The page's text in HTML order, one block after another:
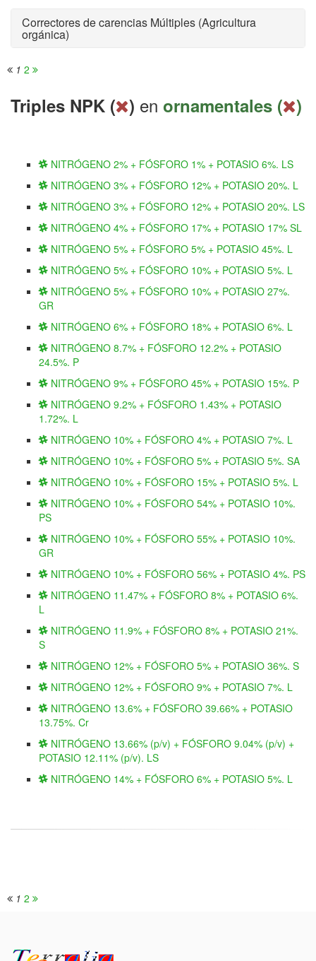
Correctores de carencias Múltiples (Agricultura
orgánica)
1 2
Triples NPK ( ) en ornamentales ( )
NITRÓGENO 2% + FÓSFORO 1% + POTASIO 6%. LS
NITRÓGENO 3% + FÓSFORO 12% + POTASIO 20%. L
NITRÓGENO 3% + FÓSFORO 12% + POTASIO 20%. LS
NITRÓGENO 4% + FÓSFORO 17% + POTASIO 17% SL
NITRÓGENO 5% + FÓSFORO 5% + POTASIO 45%. L
NITRÓGENO 5% + FÓSFORO 10% + POTASIO 5%. L
NITRÓGENO 5% + FÓSFORO 10% + POTASIO 27%.
GR
NITRÓGENO 6% + FÓSFORO 18% + POTASIO 6%. L
NITRÓGENO 8.7% + FÓSFORO 12.2% + POTASIO
24.5%. P
NITRÓGENO 9% + FÓSFORO 45% + POTASIO 15%. P
NITRÓGENO 9.2% + FÓSFORO 1.43% + POTASIO
1.72%. L
NITRÓGENO 10% + FÓSFORO 4% + POTASIO 7%. L
NITRÓGENO 10% + FÓSFORO 5% + POTASIO 5%. SA
NITRÓGENO 10% + FÓSFORO 15% + POTASIO 5%. L
NITRÓGENO 10% + FÓSFORO 54% + POTASIO 10%.
PS
NITRÓGENO 10% + FÓSFORO 55% + POTASIO 10%.
GR
NITRÓGENO 10% + FÓSFORO 56% + POTASIO 4%. PS
NITRÓGENO 11.47% + FÓSFORO 8% + POTASIO 6%.
L
NITRÓGENO 11.9% + FÓSFORO 8% + POTASIO 21%.
S
NITRÓGENO 12% + FÓSFORO 5% + POTASIO 36%. S
NITRÓGENO 12% + FÓSFORO 9% + POTASIO 7%. L
NITRÓGENO 13.6% + FÓSFORO 39.66% + POTASIO
13.75%. Cr
NITRÓGENO 13.66% (p/v) + FÓSFORO 9.04% (p/v) +
POTASIO 12.11% (p/v). LS
NITRÓGENO 14% + FÓSFORO 6% + POTASIO 5%. L
1 2